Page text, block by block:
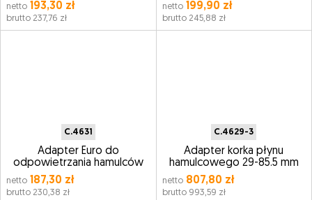
netto 193,30 zł
brutto 237,76 zł
netto199,90 zł
brutto 245,88 zł
C.4631
Adapter Euro do
odpowietrzania hamulców
netto 187,30 zł
brutto 230,38 zł
C.4629-3
Adapter korka płynu
hamulcowego 29-85.5 mm
netto807,80 zł
brutto 993,59 zł